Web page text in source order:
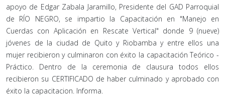
apoyo de Edgar Zabala Jaramillo, Presidente del GAD Parroquial
de RÍO NEGRO, se impartio la Capacitación en "Manejo en
Cuerdas con Aplicación en Rescate Vertical" donde 9 (nueve)
jóvenes de la ciudad de Quito y Riobamba y entre ellos una
mujer recibieron y culminaron con éxito la capacitación Teórico -
Práctico. Dentro de la ceremonia de clausura todos ellos
recibieron su CERTIFICADO de haber culminado y aprobado con
éxito la capacitacion. Informa.